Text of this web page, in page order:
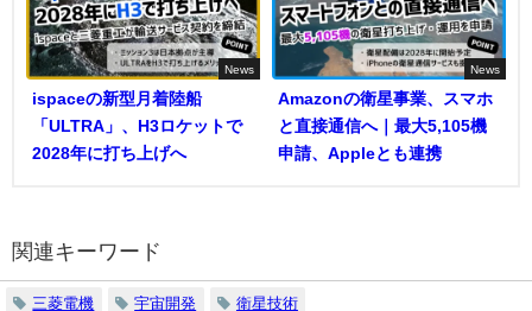
News
ispaceの新型月着陸船
「ULTRA」、H3ロケットで
2028年に打ち上げへ
News
Amazonの衛星事業、スマホ
と直接通信へ｜最大5,105機
申請、Appleとも連携
関連キーワード
三菱電機 宇宙開発 衛星技術